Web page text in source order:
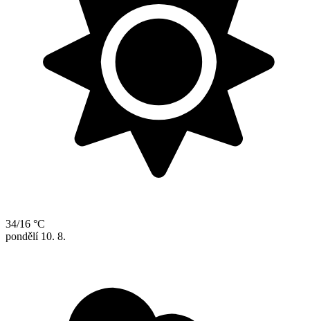
34/16 °C
pondělí 10. 8.